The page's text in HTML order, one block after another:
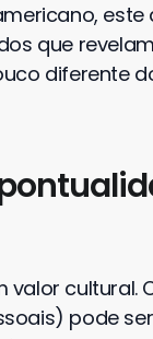
este
que
diferente
valor cultural.
pode